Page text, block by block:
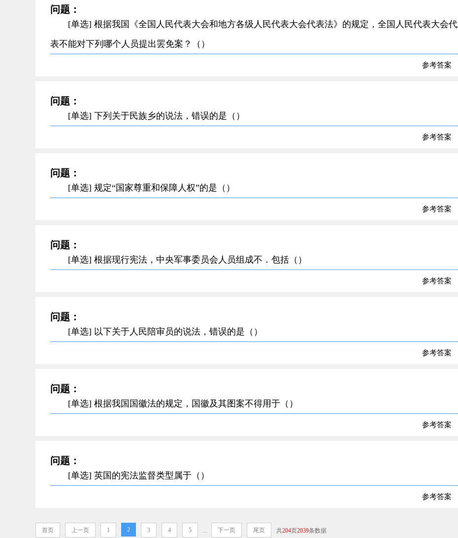
问题：
[单选] 根据我国《全国人民代表大会和地方各级人民代表大会代表法》的规定，全国人民代表大会代
表不能对下列哪个人员提出罢免案？（）
参考答案
问题：
[单选] 下列关于民族乡的说法，错误的是（）
参考答案
问题：
[单选] 规定“国家尊重和保障人权”的是（）
参考答案
问题：
[单选] 根据现行宪法，中央军事委员会人员组成不．包括（）
参考答案
问题：
[单选] 以下关于人民陪审员的说法，错误的是（）
参考答案
问题：
[单选] 根据我国国徽法的规定，国徽及其图案不得用于（）
参考答案
问题：
[单选] 英国的宪法监督类型属于（）
参考答案
首页 上一页 1 2 3 4 5 ... 下一页 尾页 共204页2039条数据